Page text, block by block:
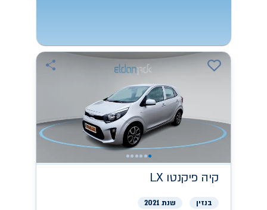
קיה פיקנטו LX
בנזין שנת 2021